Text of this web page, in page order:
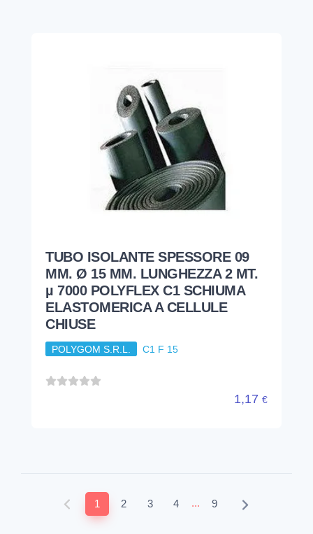
TUBO ISOLANTE SPESSORE 09
MM. Ø 15 MM. LUNGHEZZA 2 MT.
µ 7000 POLYFLEX C1 SCHIUMA
ELASTOMERICA A CELLULE
CHIUSE
POLYGOM S.R.L. C1 F 15
1,17 €
1 2 3 4 ... 9